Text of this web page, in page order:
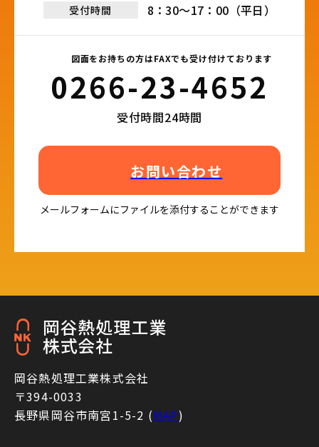
受付時間 8：30～17：00（平日）
図面をお持ちの方はFAXでも受け付けております
0266-23-4652​
受付時間24時間
お問い合わせ
メールフォームにファイルを添付することができます
岡谷熱処理工業株式会社
〒394-0033
長野県岡谷市南宮1-5-2 (MAP)